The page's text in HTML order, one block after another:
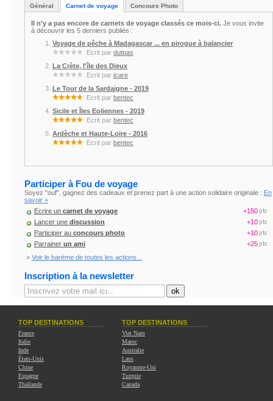
Général Carnet de voyage Concours Photo
Il n'y a pas encore de carnets de voyage classés ce mois-ci. Je vous invite
à découvrir les 5 derniers publiés :
Voyage de pêche à Madagascar ... en pirogue à balancier
Ecrit par dutpas
La Crète, l'île des Dieux
Ecrit par icare
Le Tour de la Sardaigne - 2019
Ecrit par bentec
Sicile et Îles Eoliennes - 2019
Ecrit par bentec
Ardèche et Haute-Loire - 2016
Ecrit par bentec
Participer à Fou de voyage
Soyez "ouf", gagnez des cadeaux et prenez part à une action solidaire originale : En
savoir +
Ecrire un carnet de voyage
+150
Lancer une discussion
+10
Participer au concours photo
+10
Parrainer un ami
+25
> Voir le barème de toutes les actions...
Inscription à la newsletter
TOP DESTINATIONS
France
Italie
Inde
États-Unis
Chine
Espagne
Thaïlande
TOP DESTINATIONS
Viet Nam
Maroc
Australie
Laos
Royaume-Uni
Turquie
Canada